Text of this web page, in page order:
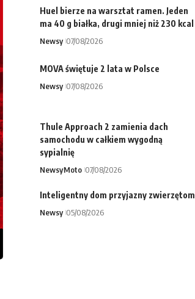
Huel bierze na warsztat ramen. Jeden
ma 40 g białka, drugi mniej niż 230 kcal
Newsy 07/08/2026
MOVA świętuje 2 lata w Polsce
Newsy 07/08/2026
Thule Approach 2 zamienia dach
samochodu w całkiem wygodną
sypialnię
NewsyMoto 07/08/2026
Inteligentny dom przyjazny zwierzętom
Newsy 05/08/2026